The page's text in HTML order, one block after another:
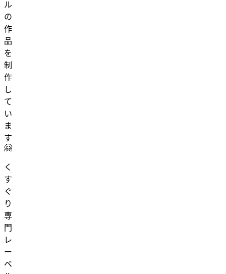
ル
の
作
品
を
制
作
し
て
い
ま
す
🤗
く
す
ぐ
り
専
門
レ
ー
ベ